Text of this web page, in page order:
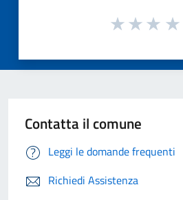
Contatta il comune
Leggi le domande frequenti
Richiedi Assistenza